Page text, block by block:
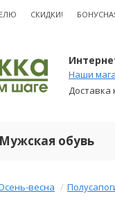
СКИДКИ!
Наши
Доставка
Мужская обувь
весна